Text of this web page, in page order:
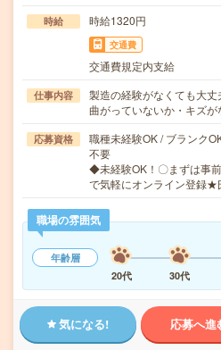
時給 時給1320円
交通費
交通費規定内支給
仕事内容
製造の経験がなくても大
曲がっていないか・キズ
応募資格
職種未経験OK / ブランク
不要
◆未経験OK！〇まずは事
で気軽にオンライン登録
職場の雰囲気
年齢層
20代
30代
気になる! 応募へ進